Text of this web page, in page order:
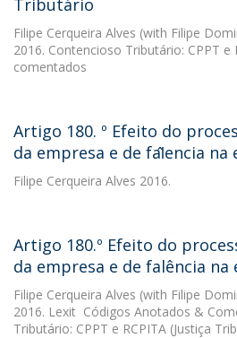
Tributário
Filipe Cerqueira Alves (with Filipe
2016. Contencioso Tributário: CPPT e
comentados
Artigo 180. º Efeito do
da empresa e de fal̂encia na
Filipe Cerqueira Alves 2016.
Artigo 180.º Efeito do
da empresa e de falência na
Filipe Cerqueira Alves (with Filipe
2016. Lexit  Códigos Anotados &
Tributário: CPPT e RCPITA (Justiça